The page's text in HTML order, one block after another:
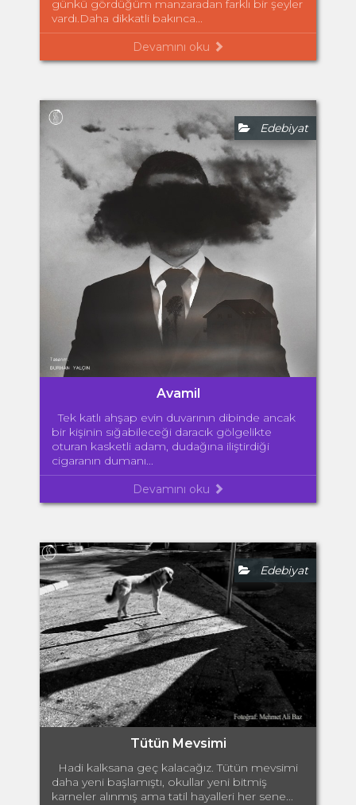
günkü gördüğüm manzaradan farklı bir şeyler
vardı.Daha dikkatli bakınca...
Devamını oku
Edebiyat
Avamil
Tek katlı ahşap evin duvarının dibinde ancak
bir kişinin sığabileceği daracık gölgelikte
oturan kasketli adam, dudağına iliştirdiği
cigaranın dumanı...
Devamını oku
Edebiyat
Tütün Mevsimi
Hadi kalksana geç kalacağız. Tütün mevsimi
daha yeni başlamıştı, okullar yeni bitmiş
karneler alınmış ama tatil hayalleri her sene...